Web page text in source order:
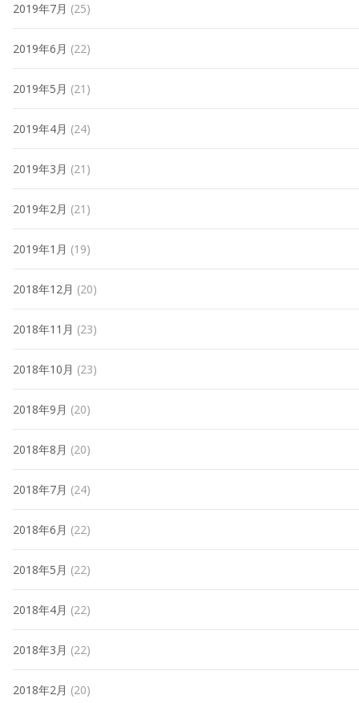
2019年7月 (25)
2019年6月 (22)
2019年5月 (21)
2019年4月 (24)
2019年3月 (21)
2019年2月 (21)
2019年1月 (19)
2018年12月 (20)
2018年11月 (23)
2018年10月 (23)
2018年9月 (20)
2018年8月 (20)
2018年7月 (24)
2018年6月 (22)
2018年5月 (22)
2018年4月 (22)
2018年3月 (22)
2018年2月 (20)